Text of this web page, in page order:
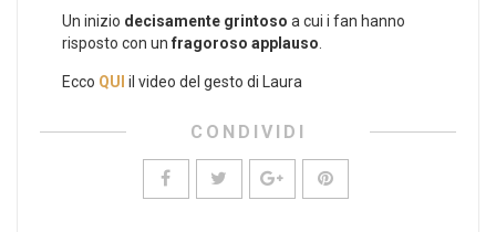
Un inizio decisamente grintoso a cui i fan hanno
risposto con un fragoroso applauso.
Ecco QUI il video del gesto di Laura
CONDIVIDI